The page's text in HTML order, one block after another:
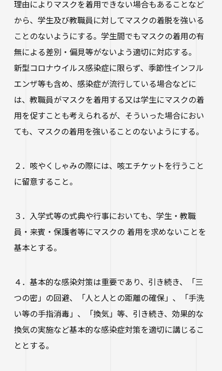
理由によりマスクを着用できない場合もあることなど
から、学生及び教職員に対してマスクの着脱を強いる
ことのないようにする。学生間でもマスクの着用の有
無による差別・偏見等がないよう適切に対応する。
新型コロナウイルス感染症に限らず、季節性インフル
エンザ等も含め、感染症が流行している場合などに
は、教職員がマスクを着用する又は学生にマスクの着
用を促すことも考えられるが、そういった場合におい
ても、マスクの着用を強いることのないようにする。
２．咳やくしゃみの際には、咳エチケットを行うこと
に留意すること。
３．入学式等の式典や行事においても、学生・教職
員・来賓・保護者等にマスクの 着用を求めないことを
基本とする。
４．基本的な感染対策は重要であり、引き続き、「三
つの密」の回避、「人と人との距離の確保」、「手洗
い等の手指消毒」、「換気」等、引き続き、効果的な
換気の実施など基本的な感染症対策を適切に講じるこ
ととする。